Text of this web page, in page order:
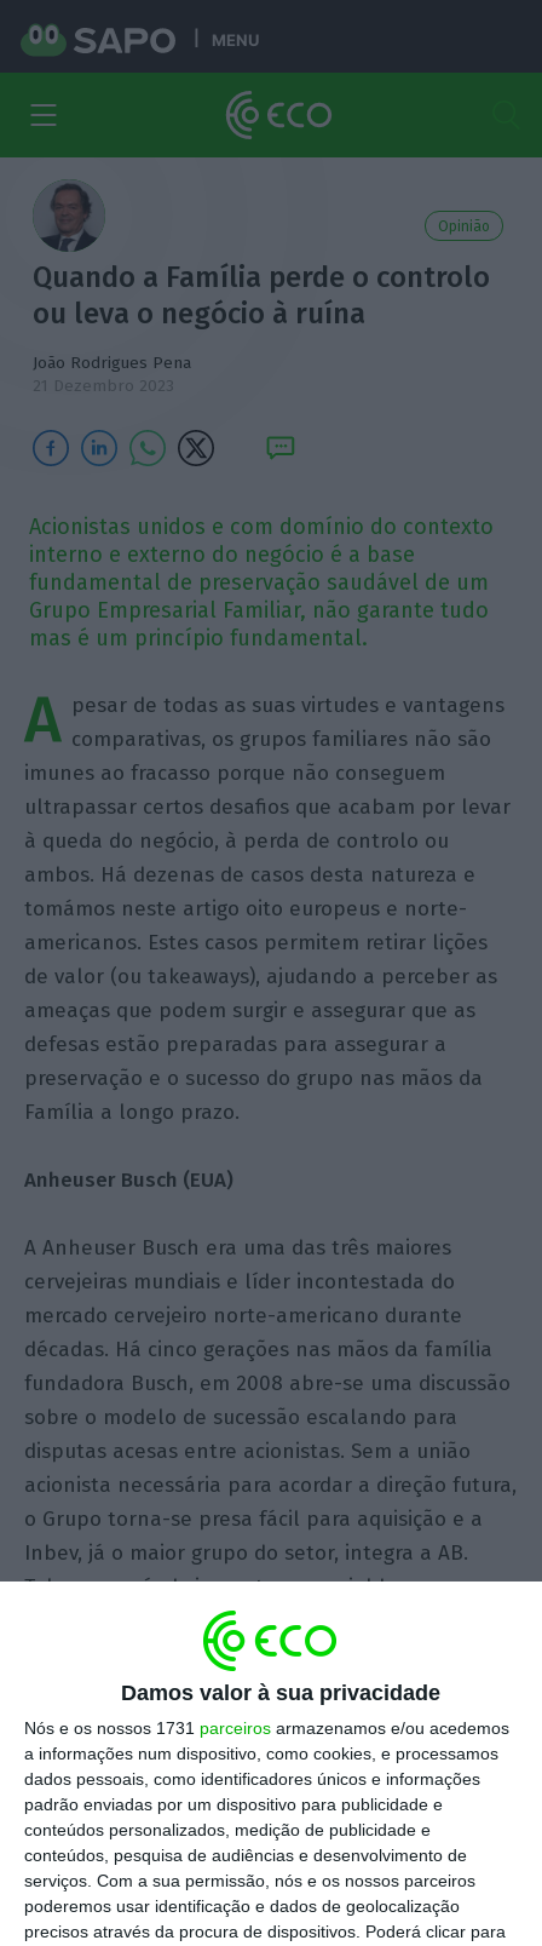
Damos valor à sua privacidade
Nós e os nossos 1731 parceiros armazenamos e/ou acedemos
a informações num dispositivo, como cookies, e processamos
dados pessoais, como identificadores únicos e informações
padrão enviadas por um dispositivo para publicidade e
conteúdos personalizados, medição de publicidade e
conteúdos, pesquisa de audiências e desenvolvimento de
serviços. Com a sua permissão, nós e os nossos parceiros
poderemos usar identificação e dados de geolocalização
precisos através da procura de dispositivos. Poderá clicar para
MENU
Opinião
Quando a Família perde o controlo
ou leva o negócio à ruína
João Rodrigues Pena
21 Dezembro 2023
Acionistas unidos e com domínio do contexto
interno e externo do negócio é a base
fundamental de preservação saudável de um
Grupo Empresarial Familiar, não garante tudo
mas é um princípio fundamental.
A pesar de todas as suas virtudes e vantagens
comparativas, os grupos familiares não são
imunes ao fracasso porque não conseguem
ultrapassar certos desafios que acabam por levar
à queda do negócio, à perda de controlo ou
ambos. Há dezenas de casos desta natureza e
tomámos neste artigo oito europeus e norte-
americanos. Estes casos permitem retirar lições
de valor (ou takeaways), ajudando a perceber as
ameaças que podem surgir e assegurar que as
defesas estão preparadas para assegurar a
preservação e o sucesso do grupo nas mãos da
Família a longo prazo.
Anheuser Busch (EUA)
A Anheuser Busch era uma das três maiores
cervejeiras mundiais e líder incontestada do
mercado cervejeiro norte-americano durante
décadas. Há cinco gerações nas mãos da família
fundadora Busch, em 2008 abre-se uma discussão
sobre o modelo de sucessão escalando para
disputas acesas entre acionistas. Sem a união
acionista necessária para acordar a direção futura,
o Grupo torna-se presa fácil para aquisição e a
Inbev, já o maior grupo do setor, integra a AB.
Takeaway – é obviamente essencial haver um
plano de sucessão com forte suporte do foro
acionista ao longo de toda a vida de um grupo
Blockbuster (EUA)
Inicialmente uma empresa familiar, a Blockbuster
foi chave na nossa geração porque era a única
forma de ter acesso a uma boa escolha de filmes
… e as multas astronómicas quando nos